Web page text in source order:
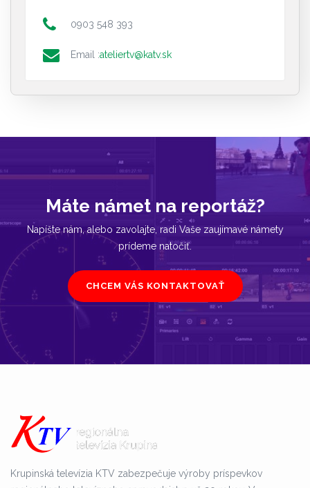
0903 548 393
Email :ateliertv@katv.sk
Máte námet na reportáž?
Napíšte nám, alebo zavolajte, radi Vaše zaujímavé námety
prídeme natočiť.
CHCEM VÁS KONTAKTOVAŤ
Krupinská televízia KTV zabezpečuje výroby príspevkov